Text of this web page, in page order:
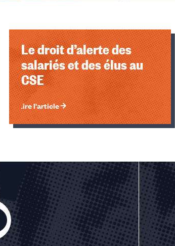
des cookies
Le droit d’alerte des
salariés et des élus au
CSE
Lire l'article